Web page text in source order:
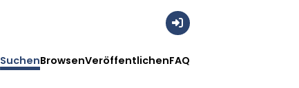
SuchenBrowsenVeröffentlichenFAQ